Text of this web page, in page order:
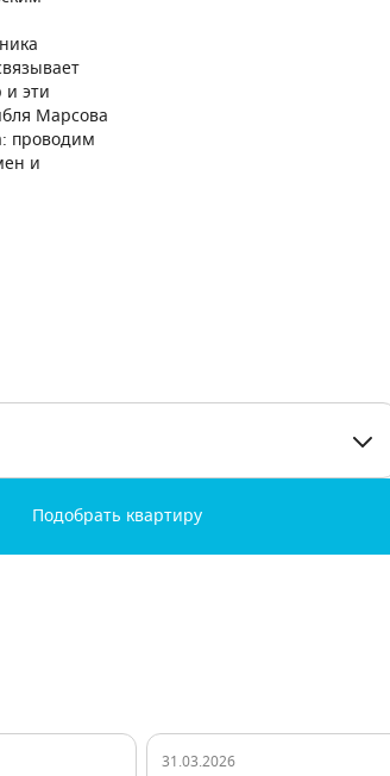
и эти
Марсова
проводим
и
Подобрать квартиру
31.03.2026